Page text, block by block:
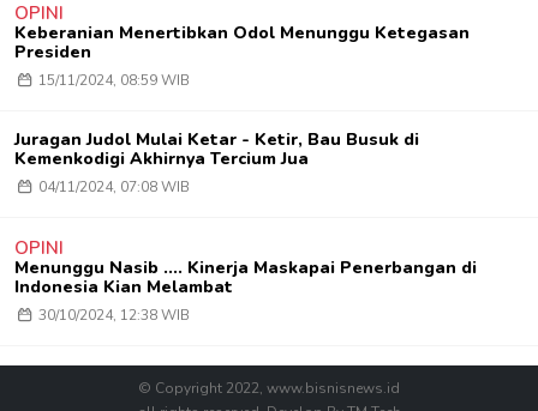
OPINI
Keberanian Menertibkan Odol Menunggu Ketegasan
Presiden
15/11/2024, 08:59 WIB
Juragan Judol Mulai Ketar - Ketir, Bau Busuk di
Kemenkodigi Akhirnya Tercium Jua
04/11/2024, 07:08 WIB
OPINI
Menunggu Nasib .... Kinerja Maskapai Penerbangan di
Indonesia Kian Melambat
30/10/2024, 12:38 WIB
© Copyright 2022, www.bisnisnews.id